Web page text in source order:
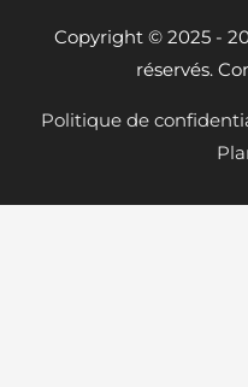
Copyright © 2025 -
réservés.
Politique de